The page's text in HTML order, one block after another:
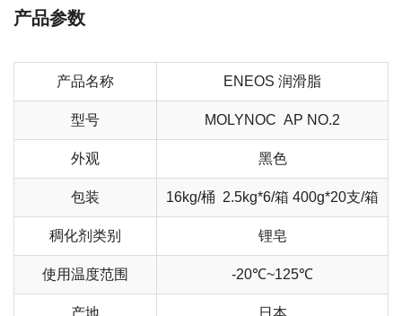
产品参数
产品名称 ENEOS 润滑脂
型号 MOLYNOC AP NO.2
外观 黑色
包装 16kg/桶 2.5kg*6/箱 400g*20支/箱
稠化剂类别 锂皂
使用温度范围 -20℃~125℃